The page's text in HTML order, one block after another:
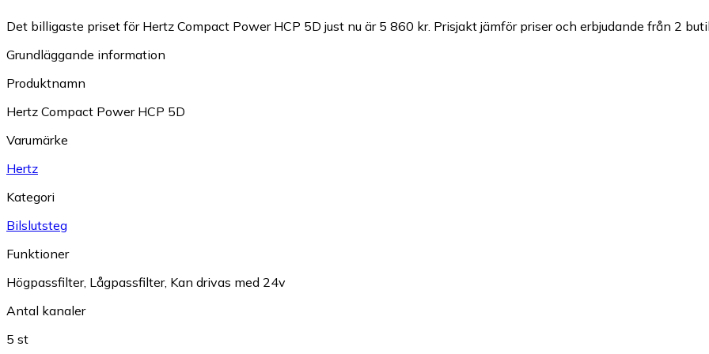
Det billigaste priset för Hertz Compact Power HCP 5D just nu är 5 860 kr. Prisjakt jämför priser och erbjudande från 2
Grundläggande information
Produktnamn
Hertz Compact Power HCP 5D
Varumärke
Hertz
Kategori
Bilslutsteg
Funktioner
Högpassfilter, Lågpassfilter, Kan drivas med 24v
Antal kanaler
5 st